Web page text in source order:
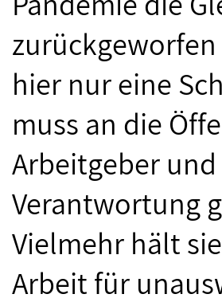
hier nur eine
muss an die
Arbeitgeber
Verantwortung
Vielmehr hält
Arbeit für